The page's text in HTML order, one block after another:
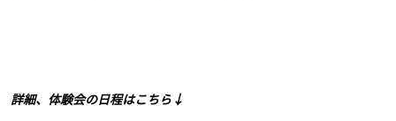
詳細、体験会の日程はこちら↓